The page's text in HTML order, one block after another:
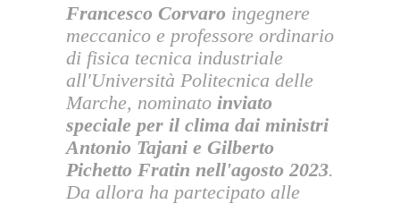
Francesco Corvaro ingegnere
meccanico e professore ordinario
di fisica tecnica industriale
all'Università Politecnica delle
Marche, nominato inviato
speciale per il clima dai ministri
Antonio Tajani e Gilberto
Pichetto Fratin nell'agosto 2023.
Da allora ha partecipato alle